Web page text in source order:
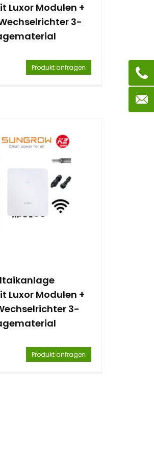
Luxor Modulen +
3-
Produkt anfragen
Luxor Modulen +
3-
Produkt anfragen